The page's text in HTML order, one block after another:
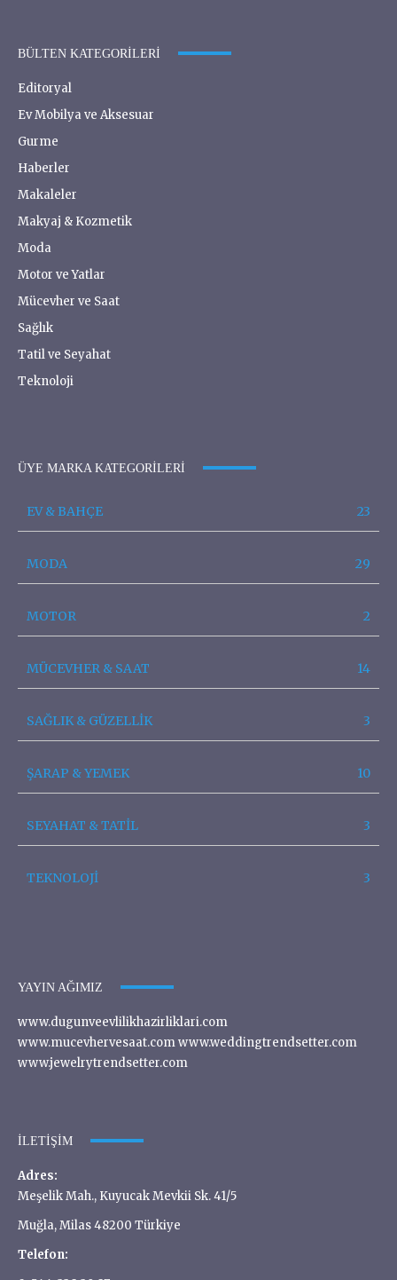
BÜLTEN KATEGORILERI
Editoryal
Ev Mobilya ve Aksesuar
Gurme
Haberler
Makaleler
Makyaj & Kozmetik
Moda
Motor ve Yatlar
Mücevher ve Saat
Sağlık
Tatil ve Seyahat
Teknoloji
ÜYE MARKA KATEGORILERI
EV & BAHÇE 23
MODA 29
MOTOR 2
MÜCEVHER & SAAT 14
SAĞLIK & GÜZELLİK 3
ŞARAP & YEMEK 10
SEYAHAT & TATİL 3
TEKNOLOJİ 3
YAYIN AĞIMIZ
www.dugunveevlilikhazirliklari.com
www.mucevhervesaat.com www.weddingtrendsetter.com
www.jewelrytrendsetter.com
İLETIŞIM
Adres:
Meşelik Mah., Kuyucak Mevkii Sk. 41/5
Muğla, Milas 48200 Türkiye
Telefon: